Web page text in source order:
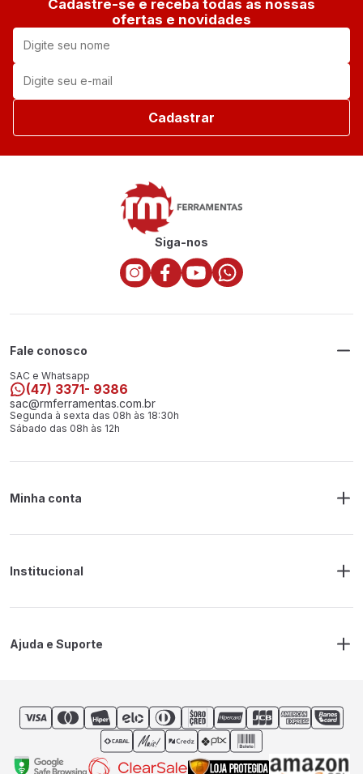
Cadastre-se e receba todas as nossas
ofertas e novidades
Cadastrar
Siga-nos
Fale conosco
SAC e Whatsapp
(47) 3371- 9386
sac@rmferramentas.com.br
Segunda à sexta das 08h às 18:30h
Sábado das 08h às 12h
Minha conta
Endereço de Entrega
Institucional
Politica de Privacidade
Ajuda e Suporte